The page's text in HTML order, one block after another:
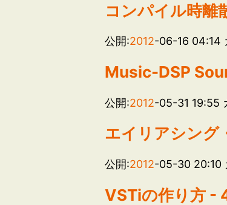
コンパイル時離
公開:2012-06-16 04:14
Music-DSP
公開:2012-05-31 19:55
エイリアシング
公開:2012-05-30 20:10
VSTiの作り方 -